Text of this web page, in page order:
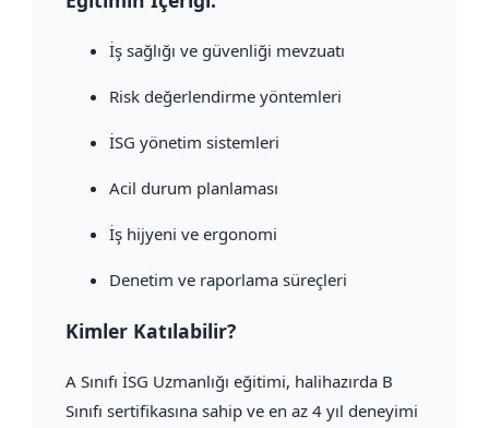
İş sağlığı ve güvenliği mevzuatı
Risk değerlendirme yöntemleri
İSG yönetim sistemleri
Acil durum planlaması
İş hijyeni ve ergonomi
Denetim ve raporlama süreçleri
Kimler Katılabilir?
A Sınıfı İSG Uzmanlığı eğitimi, halihazırda B
Sınıfı sertifikasına sahip ve en az 4 yıl deneyimi